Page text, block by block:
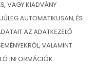
VAGY KIADVÁNY
AUTOMATIKUSAN, ÉS
AZ ADATKEZELŐ
VALAMINT
INFORMÁCIÓK